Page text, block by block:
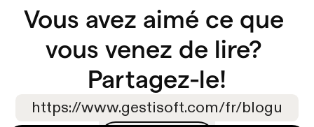
Vous avez aimé ce que
vous venez de lire?
Partagez-le!